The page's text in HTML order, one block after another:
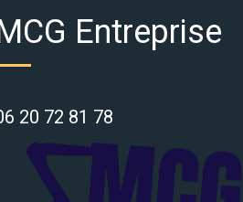
Entreprise
20 72 81 78